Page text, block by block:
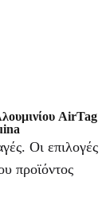
AirTag
Οι επιλογές
προϊόντος